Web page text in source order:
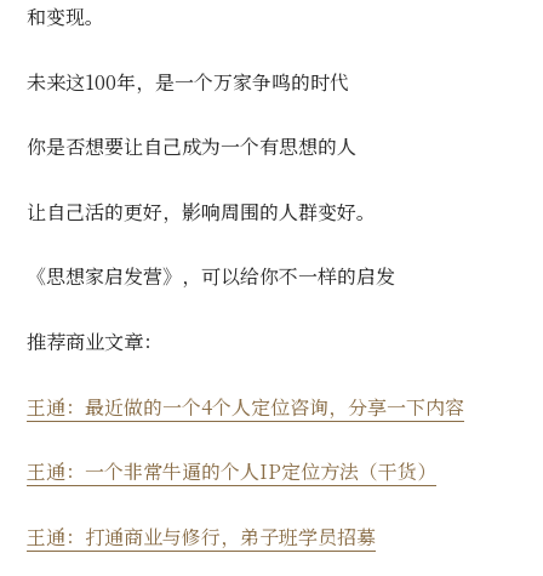
和变现。
未来这100年，是一个万家争鸣的时代
你是否想要让自己成为一个有思想的人
让自己活的更好，影响周围的人群变好。
《思想家启发营》，可以给你不一样的启发
推荐商业文章：
王通：最近做的一个4个人定位咨询，分享一下内容
王通：一个非常牛逼的个人IP定位方法（干货）
王通：打通商业与修行，弟子班学员招募